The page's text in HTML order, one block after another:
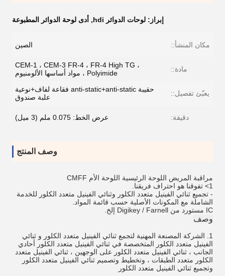
إبراز: لوحات الدوائر hdi , أدى لوحة الدوائر المطبوعة
مكان المنشأ:: الصين
مادة::
CEM-1 ، CEM-3 FR-4 ، FR-4 High TG ،
Polyimide ، مواد أساسها الألومنيوم
يعبّئ تفصيل::
حقيبة anti-static+anti-static فقاعة لفاف+نوعية
علبة صندوق
دقيقة: عرض الخط: 0.075 ملم (3 ميل)
وصف المنتج
مراقبة المريض اللوحة الرئيسية اللوحة الأم CMFF
1> تفوقنا هو احتراف فريقنا.
- تجميع ثنائي الفينيل متعدد الكلور وثنائي الفينيل متعدد الكلور للخدمة
الشاملة مع المكونات الأصلية حسب قائمة المواد.
IC مستورد من Digikey / Farnell إلخ.
وصف
1. الشركة المصنعة المهنية لتجمع ثنائي الفينيل متعدد الكلور و ثنائي
الفينيل متعدد الكلور المتخصصة في ثنائي الفينيل متعدد الكلور أحادي
الجانب ، ثنائي الفينيل متعدد الكلور على الوجهين ، ثنائي الفينيل متعدد
الكلور متعدد الطبقات ، وتخطيط وتصميم ثنائي الفينيل متعدد الكلور
وتجميع ثنائي الفينيل متعدد الكلور